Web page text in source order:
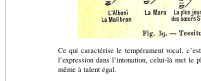
Ce qui caractérise le tempérament vocal,
l’expression dans l’intonation, celui-là met le
même à talent égal.